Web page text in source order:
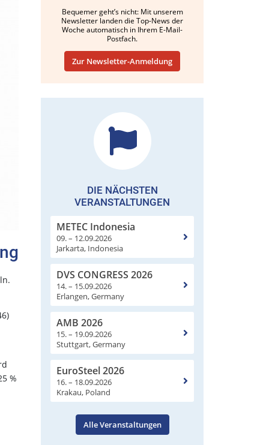
%
Bequemer geht’s nicht: Mit unserem
Newsletter landen die Top-News der
Woche automatisch in Ihrem E-Mail-
Postfach.
Zur Newsletter-Anmeldung
DIE NÄCHSTEN
VERANSTALTUNGEN
METEC Indonesia
09. – 12.09.2026
Jarkarta, Indonesia
DVS CONGRESS 2026
14. – 15.09.2026
Erlangen, Germany
AMB 2026
15. – 19.09.2026
Stuttgart, Germany
EuroSteel 2026
16. – 18.09.2026
Krakau, Poland
Alle Veranstaltungen